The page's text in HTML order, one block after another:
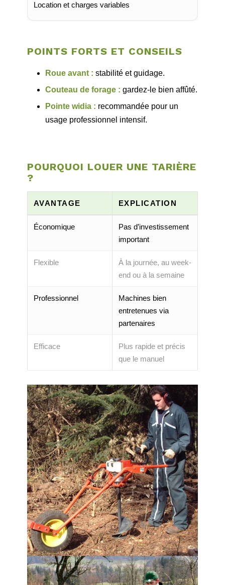
Location et charges variables
POINTS FORTS ET CONSEILS
Roue avant : stabilité et guidage.
Couteau de forage : gardez-le bien affûté.
Pointe widia : recommandée pour un
usage professionnel intensif.
POURQUOI LOUER UNE TARIÈRE
?
AVANTAGE EXPLICATION
Économique
Pas d’investissement
important
Flexible
À la journée, au week-
end ou à la semaine
Professionnel
Machines bien
entretenues via
partenaires
Efficace
Plus rapide et précis
que le manuel